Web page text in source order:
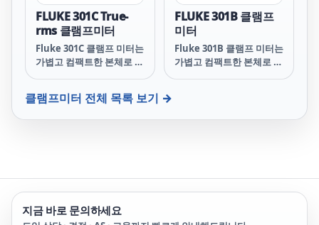
FLUKE 301C True-
rms 클램프미터
Fluke 301C 클램프 미터는
가볍고 컴팩트한 본체로 포
조밀한 와이어 사이를 쉽게
통해 더 많은 테스트 요구
사항을 처리할 수 있습니
다. True-rms 기능을 사용
FLUKE 301B 클램프
미터
Fluke 301B 클램프 미터는
가볍고 컴팩트한 본체로 포
Fluke 301B로 더 많은 테
스트 요구 사항을 처리할
클램프미터 전체 목록 보기 →
지금 바로 문의하세요